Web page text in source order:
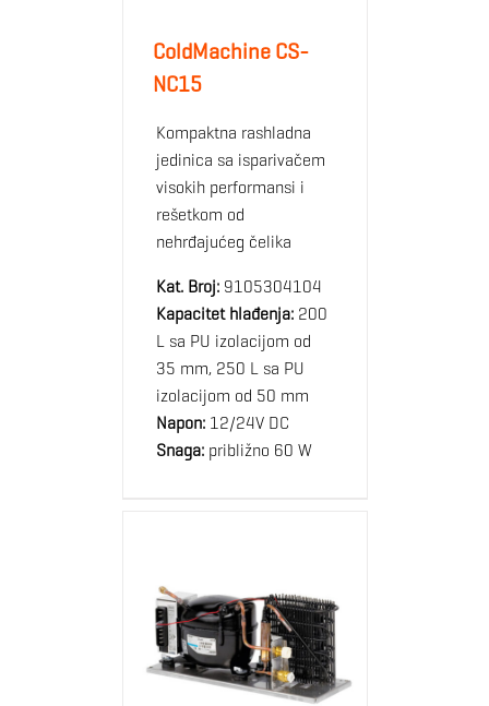
ColdMachine CS-
NC15
Kompaktna rashladna
jedinica sa isparivačem
visokih performansi i
rešetkom od
nehrđajućeg čelika
Kat. Broj:9105304104
Kapacitet hlađenja:200
L sa PU izolacijom od
35 mm, 250 L sa PU
izolacijom od 50 mm
Napon:12/24V DC
Snaga:približno 60 W